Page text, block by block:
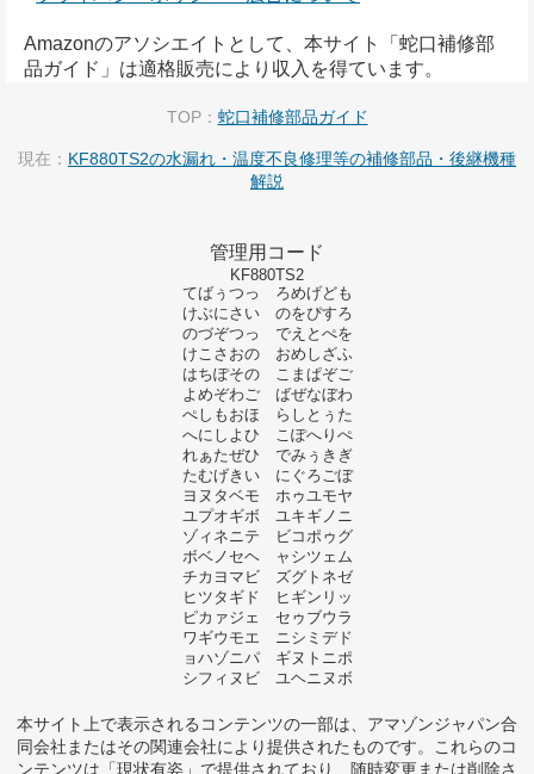
Amazonのアソシエイトとして、本サイト「蛇口補修部
品ガイド」は適格販売により収入を得ています。
TOP： 蛇口補修部品ガイド
現在： KF880TS2の水漏れ・温度不良修理等の補修部品・後継機種
解説
管理用コード
KF880TS2
てばぅつっ ろめげども
けぶにさい のをぴすろ
のづぞつっ でえとぺを
けこさおの おめしざふ
はちぽその こまぱぞご
よめぞわご ばぜなぼわ
ぺしもおほ らしとぅた
へにしよひ こぽへりぺ
れぁたぜひ でみぅきぎ
たむげきい にぐろごぼ
ヨヌタベモ ホゥユモヤ
ユプオギボ ユキギノニ
ゾィネニテ ビコポゥグ
ボベノセヘ ャシツェム
チカヨマビ ズグトネゼ
ヒツタギド ヒギンリッ
ピカァジェ セゥブウラ
ワギウモエ ニシミデド
ョハゾニパ ギヌトニポ
シフィヌビ ユヘニヌボ
本サイト上で表示されるコンテンツの一部は、アマゾンジャパン合
同会社またはその関連会社により提供されたものです。これらのコ
ンテンツは「現状有姿」で提供されており、随時変更または削除さ